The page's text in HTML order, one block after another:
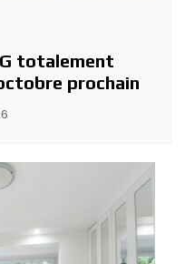
totalement
prochain